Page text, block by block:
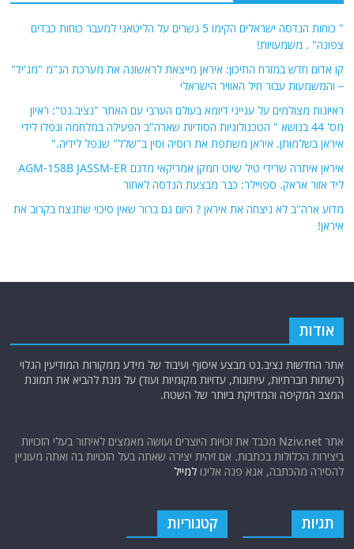
" כוחות הנדסה ישראלים הקימו 5 גשרים על הליטאני למעבר כוחות כבדים
צפונה" . משמעויות!
קו אדום חדש במזרח התיכון: איראן מייצאת לראשונה את מערכת הנ"מ "מג'יד"
– והמשמעות עבור חיל האוויר הישראלי
ראיונות מצולמים על ענייני דיומא בעולם הערבי עם האתר "נציב.נט": ראיון
מס' 44 בנושא " הטכנולוגיות הסודיות שארה"ב הפעילה במלחמה ונפלו לידי
איראן בשלמותן. איראן משתפת את רוסיה וסין ב"שלל" שנפל לידיה."
איראן איתרה שרידי טיל שיוט חמקן אמריקאי מדגם AGM-158B JASSM-ER
ליד אזור אראק. ספויילר: כבר מבצעת הנדסה לאחור
מדוע ארה"ב לא ניצחה את איראן ? היום גם ברור שאין סיכוי שתנצח בקרוב את
איראן!
אודות
אתר החדשות נציב.נט מבצע איסוף ועיבוד של מידע ממקורות המודיעין הגלוי
(רשתות חברתיות, עיתונות, עדויות מקומיות ועוד) על מנת להביא את תמונת
המצב המקיפה והמדויקת ביותר של השטח.
אתר Nziv.net מכבד את זכויות היוצרים ועושה מאמצים לאיתור בעלי הזכויות
ביצירות הכלולות בכתבות. אם זיהית יצירה שאתה בעל הזכויות בה ואתה מעוניין
להסירה מהכתבה, אנא פנה אלינולמייל
תגיות קטגוריות